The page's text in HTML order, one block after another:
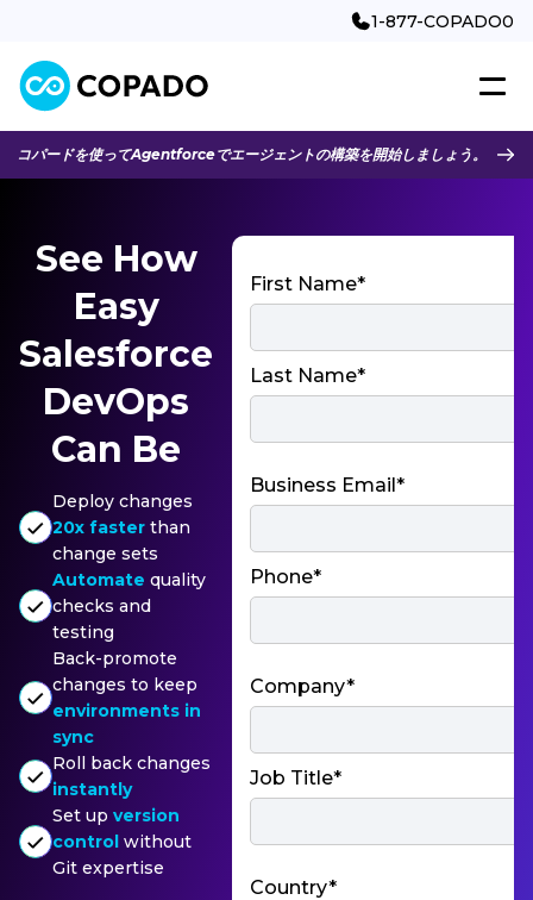
1-877-COPADO0
コパードを使ってAgentforceでエージェントの構築を開始しましょう。
See How
Easy
Salesforce
DevOps
Can Be
Deploy changes
20x faster than
change sets
Automate quality
checks and
testing
Back-promote
changes to keep
environments in
sync
Roll back changes
instantly
Set up version
control without
Git expertise
First Name*
Last Name*
Business Email*
Phone*
Company*
Job Title*
Country*